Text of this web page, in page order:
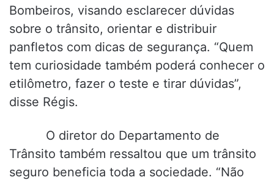
Bombeiros, visando esclarecer dúvidas
sobre o trânsito, orientar e distribuir
panfletos com dicas de segurança. “Quem
tem curiosidade também poderá conhecer o
etilômetro, fazer o teste e tirar dúvidas”,
disse Régis.
O diretor do Departamento de
Trânsito também ressaltou que um trânsito
seguro beneficia toda a sociedade. “Não